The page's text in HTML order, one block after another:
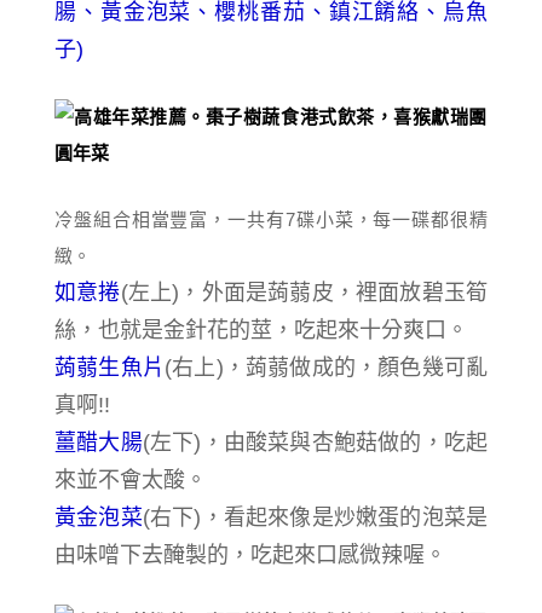
腸、 黃金泡菜、櫻桃番茄、 鎮江餚絡、 烏魚
子)
冷盤組合相當豐富，一共有7碟小菜，每一碟都很精
緻。
如意捲(左上)，外面是蒟蒻皮，裡面放碧玉筍
絲 ，也就是金針花的莖，吃起來十分爽口。
蒟蒻生魚片 (右上)， 蒟蒻做成的，顏色幾可亂
真啊!!
薑醋大腸(左下)，由酸菜與杏鮑菇做的，吃起
來並不會太酸。
黃金泡菜(右下)，看起來像是炒嫩蛋的泡菜是
由味噌下去醃製的，吃起來口感微辣喔。